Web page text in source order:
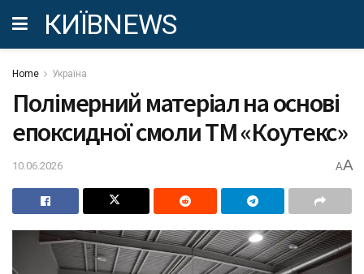
КИЇВNEWS
Home Україна
Полімерний матеріал на основі
епоксидної смоли ТМ «Коутекс»
10.06.2026 AA